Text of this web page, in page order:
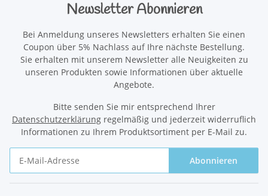
Newsletter Abonnieren
Bei Anmeldung unseres Newsletters erhalten Sie einen
Coupon über 5% Nachlass auf Ihre nächste Bestellung.
Sie erhalten mit unserem Newsletter alle Neuigkeiten zu
unseren Produkten sowie Informationen über aktuelle
Angebote.
Bitte senden Sie mir entsprechend Ihrer
Datenschutzerklärung regelmäßig und jederzeit widerruflich
Informationen zu Ihrem Produktsortiment per E-Mail zu.
Abonnieren